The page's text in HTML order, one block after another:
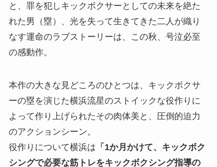
と、罪を犯しキックボクサーとしての未来を絶た
れた男（塁）、光を失って生きてきた二人が織り
なす運命のラブストーリーは、この秋、号泣必至
の感動作。
本作の大きな見どころのひとつは、キックボクサ
ーの塁を演じた横浜流星のストイックな役作りに
よって作り上げられたその肉体美と、圧倒的迫力
のアクションシーン。
役作りについて横浜は 「1か月かけて、キックボク
シングで必要な筋トレをキックボクシング指導の